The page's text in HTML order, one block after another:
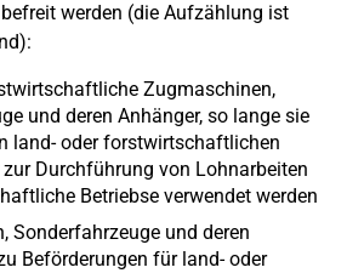
werden (die Aufzählung ist
Zugmaschinen,
und deren Anhänger, so lange sie
land- oder forstwirtschaftlichen
zur Durchführung von Lohnarbeiten
Betriebse verwendet werden
Sonderfahrzeuge und deren
Beförderungen für land- oder